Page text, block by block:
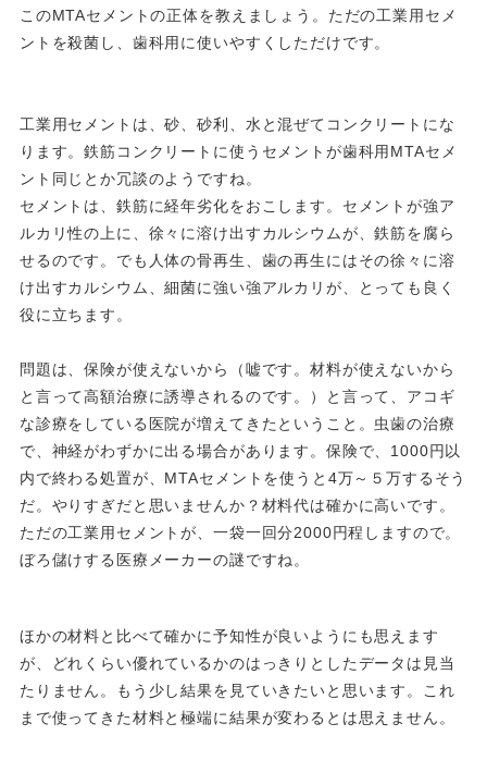
このMTAセメントの正体を教えましょう。ただの工業用セメ
ントを殺菌し、歯科用に使いやすくしただけです。
工業用セメントは、砂、砂利、水と混ぜてコンクリートにな
ります。鉄筋コンクリートに使うセメントが歯科用MTAセメ
ント同じとか冗談のようですね。
セメントは、鉄筋に経年劣化をおこします。セメントが強ア
ルカリ性の上に、徐々に溶け出すカルシウムが、鉄筋を腐ら
せるのです。でも人体の骨再生、歯の再生にはその徐々に溶
け出すカルシウム、細菌に強い強アルカリが、とっても良く
役に立ちます。
問題は、保険が使えないから（嘘です。材料が使えないから
と言って高額治療に誘導されるのです。）と言って、アコギ
な診療をしている医院が増えてきたということ。虫歯の治療
で、神経がわずかに出る場合があります。保険で、1000円以
内で終わる処置が、MTAセメントを使うと4万～５万するそう
だ。やりすぎだと思いませんか？材料代は確かに高いです。
ただの工業用セメントが、一袋一回分2000円程しますので。
ぼろ儲けする医療メーカーの謎ですね。
ほかの材料と比べて確かに予知性が良いようにも思えます
が、どれくらい優れているかのはっきりとしたデータは見当
たりません。もう少し結果を見ていきたいと思います。これ
まで使ってきた材料と極端に結果が変わるとは思えません。